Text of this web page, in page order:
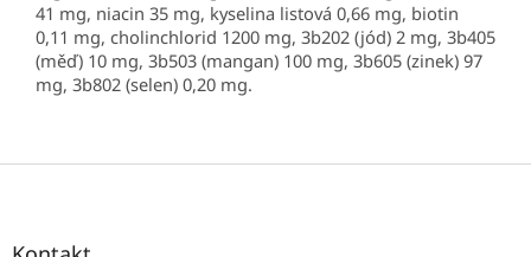
41 mg, niacin 35 mg, kyselina listová 0,66 mg, biotin
0,11 mg, cholinchlorid 1200 mg, 3b202 (jód) 2 mg, 3b405
(měď) 10 mg, 3b503 (mangan) 100 mg, 3b605 (zinek) 97
mg, 3b802 (selen) 0,20 mg.
Z